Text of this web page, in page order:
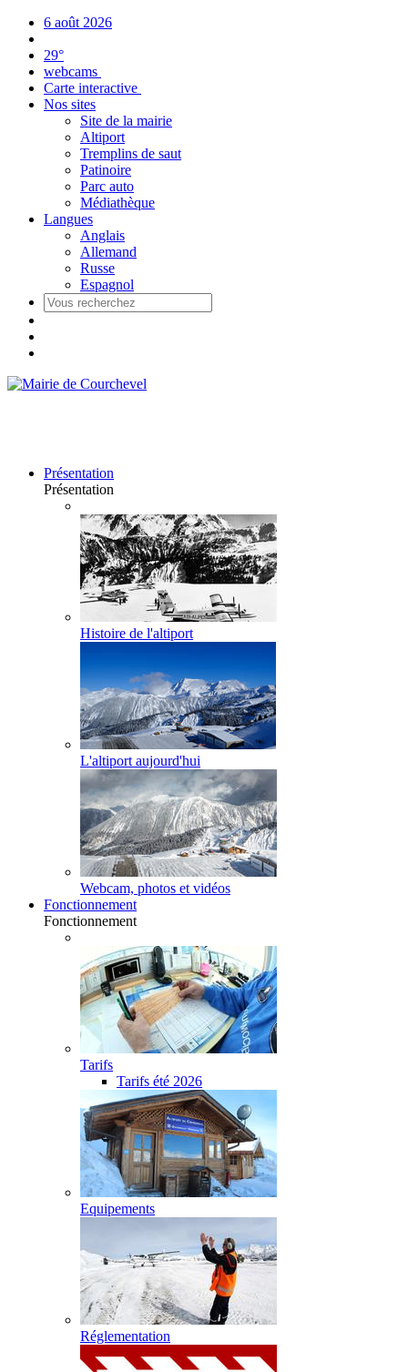
6 août 2026
29°
webcams
Carte interactive
Nos sites
Site de la mairie
Altiport
Tremplins de saut
Patinoire
Parc auto
Médiathèque
Langues
Anglais
Allemand
Russe
Espagnol
Présentation
Présentation
Histoire de l'altiport
L'altiport aujourd'hui
Webcam, photos et vidéos
Fonctionnement
Fonctionnement
Tarifs
Tarifs été 2026
Equipements
Réglementation